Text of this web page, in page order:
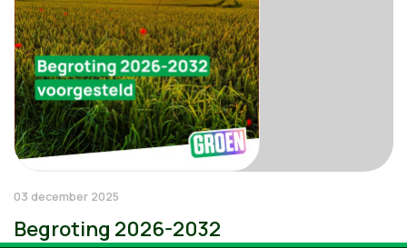
03 december 2025
Begroting 2026-2032